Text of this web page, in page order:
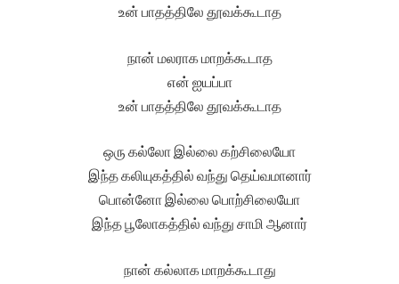
உன் பாதத்திலே தூவக்கூடாத
நான் மலராக மாறக்கூடாத
என் ஐயப்பா
உன் பாதத்திலே தூவக்கூடாத
ஒரு கல்லோ இல்லை கற்சிலையோ
இந்த கலியுகத்தில் வந்து தெய்வமானார்
பொன்னோ இல்லை பொற்சிலையோ
இந்த பூலோகத்தில் வந்து சாமி ஆனார்
நான் கல்லாக மாறக்கூடாது